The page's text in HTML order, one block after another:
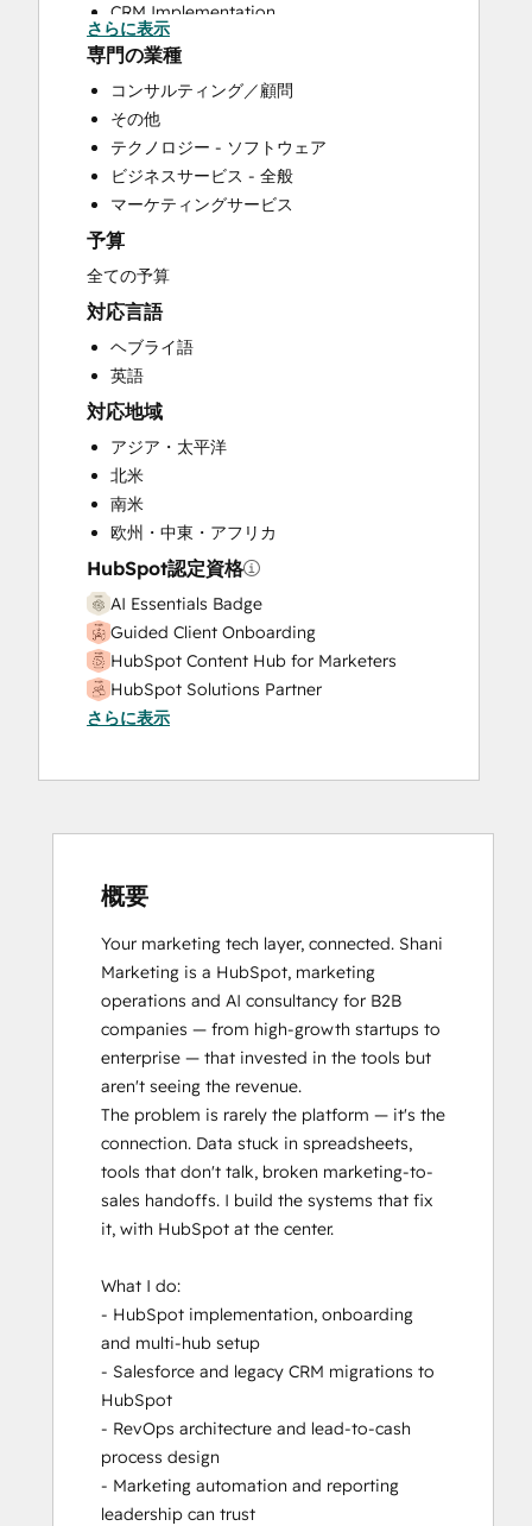
CRM Implementation
CRM Migration
Email Marketing
Full Inbound Marketing Services
HubSpot Onboarding
Knowledge Base Development
Marketing Hub Enterprise Onboarding
Marketing Hub Professional Onboarding
Sales and Marketing Alignment
Sales Coaching and Training
Sales Enablement
Sales Hub Enterprise Onboarding
Sales Hub Professional Onboarding
Website Development
Website Migration
さらに表示
専門の業種
コンサルティング／顧問
その他
テクノロジー - ソフトウェア
ビジネスサービス - 全般
マーケティングサービス
予算
全ての予算
対応言語
ヘブライ語
英語
対応地域
アジア・太平洋
北米
南米
欧州・中東・アフリカ
HubSpot認定資格
AI Essentials Badge
Guided Client Onboarding
HubSpot Content Hub for Marketers
HubSpot Solutions Partner
Platform Consulting
さらに表示
概要
Your marketing tech layer, connected. Shani
Marketing is a HubSpot, marketing
operations and AI consultancy for B2B
companies — from high-growth startups to
enterprise — that invested in the tools but
aren't seeing the revenue.
The problem is rarely the platform — it's the
connection. Data stuck in spreadsheets,
tools that don't talk, broken marketing-to-
sales handoffs. I build the systems that fix
it, with HubSpot at the center.
What I do:
- HubSpot implementation, onboarding
and multi-hub setup
- Salesforce and legacy CRM migrations to
HubSpot
- RevOps architecture and lead-to-cash
process design
- Marketing automation and reporting
leadership can trust